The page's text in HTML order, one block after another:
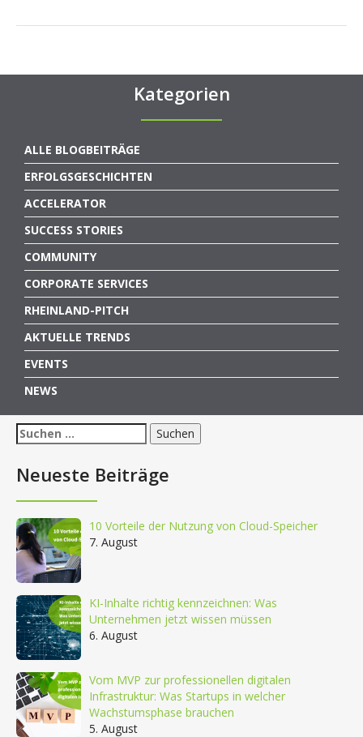
Kategorien
ALLE BLOGBEITRÄGE
ERFOLGSGESCHICHTEN
ACCELERATOR
SUCCESS STORIES
COMMUNITY
CORPORATE SERVICES
RHEINLAND-PITCH
AKTUELLE TRENDS
EVENTS
NEWS
Suchen
nach:
Neueste Beiträge
10 Vorteile der Nutzung von Cloud-Speicher
7. August
KI-Inhalte richtig kennzeichnen: Was
Unternehmen jetzt wissen müssen
6. August
Vom MVP zur professionellen digitalen
Infrastruktur: Was Startups in welcher
Wachstumsphase brauchen
5. August